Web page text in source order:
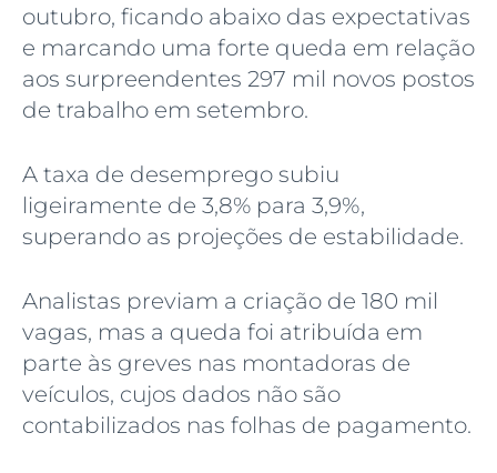
outubro, ficando abaixo das expectativas
e marcando uma forte queda em relação
aos surpreendentes 297 mil novos postos
de trabalho em setembro.
A taxa de desemprego subiu
ligeiramente de 3,8% para 3,9%,
superando as projeções de estabilidade.
Analistas previam a criação de 180 mil
vagas, mas a queda foi atribuída em
parte às greves nas montadoras de
veículos, cujos dados não são
contabilizados nas folhas de pagamento.